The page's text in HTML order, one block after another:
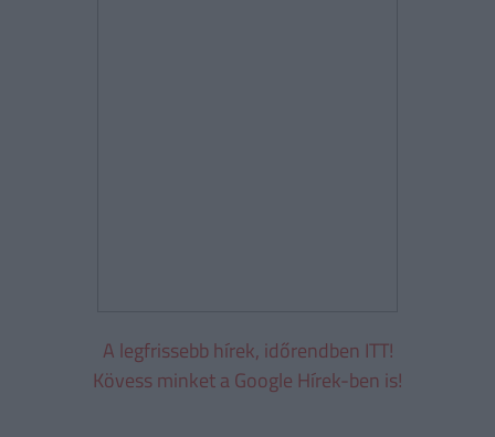
A legfrissebb hírek, időrendben ITT!
Kövess minket a Google Hírek-ben is!